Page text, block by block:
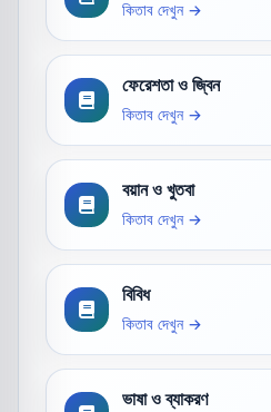
কিতাব দেখুন →
ফেরেশতা ও জ্বিন
কিতাব দেখুন →
বয়ান ও খুতবা
কিতাব দেখুন →
বিবিধ
কিতাব দেখুন →
ভাষা ও ব্যাকরণ